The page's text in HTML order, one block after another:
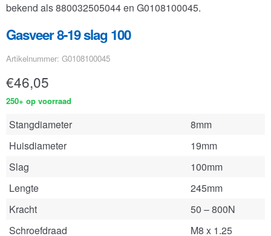
bekend als 880032505044 en G0108100045.
Gasveer 8-19 slag 100
Artikelnummer: G0108100045
€46,05
250+ op voorraad
Stangdiameter
8mm
Huisdiameter
19mm
Slag
100mm
Lengte
245mm
Kracht
50 – 800N
Schroefdraad
M8 x 1.25